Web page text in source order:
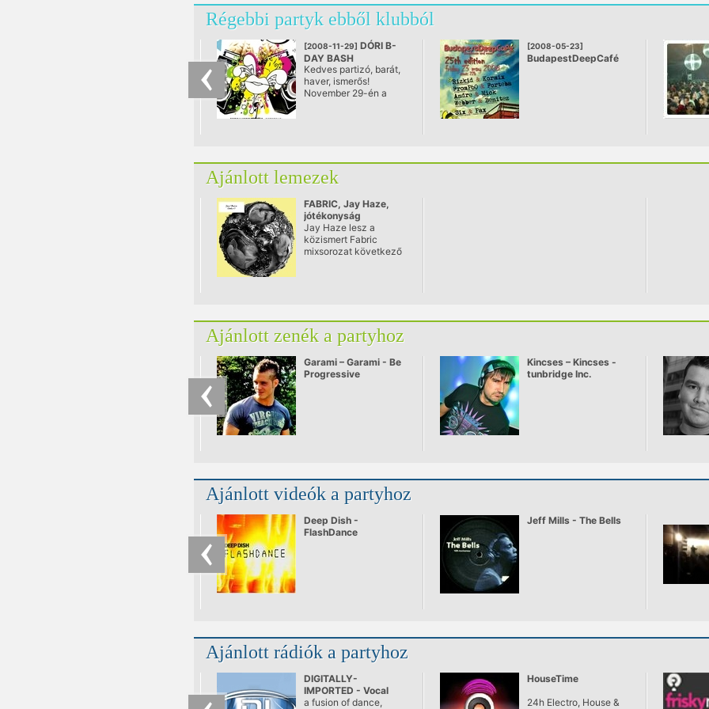
Régebbi partyk ebből klubból
[2008-11-29] DÓRI B-
DAY BASH
@ Vespa Café
Kedves partizó, barát,
haver, ismerős!
November 29-én a
merész zenei line-up-
val, ami ritkaság a
fővárosban.
[2008-05-23]
BudapestDeepCafé
Ajánlott lemezek
FABRIC, Jay Haze,
jótékonyság
Jay Haze lesz a
közismert Fabric
mixsorozat következő
Ajánlott zenék a partyhoz
Garami – Garami - Be
Progressive
Kincses – Kincses -
tunbridge Inc.
Ajánlott videók a partyhoz
Deep Dish -
FlashDance
Jeff Mills - The Bells
Ajánlott rádiók a partyhoz
DIGITALLY-
IMPORTED - Vocal
Trance
a fusion of dance,
HouseTime
24h Electro, House &